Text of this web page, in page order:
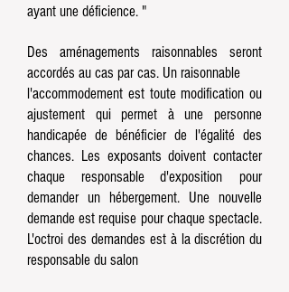
ayant une déficience. "
Des aménagements raisonnables seront
accordés au cas par cas. Un raisonnable
l'accommodement est toute modification ou
ajustement qui permet à une personne
handicapée de bénéficier de l'égalité des
chances. Les exposants doivent contacter
chaque responsable d'exposition
pour
demander un hébergement. Une nouvelle
demande est requise pour chaque spectacle.
L'octroi des demandes est à la discrétion du
responsable du salon